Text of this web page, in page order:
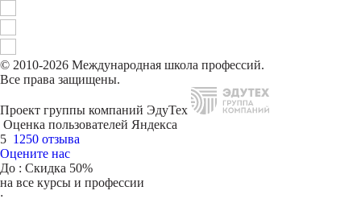
© 2010-2026 Международная школа профессий.
Все права защищены.
Проект группы компаний ЭдуТех
Оценка пользователей Яндекса
5 1250 отзыва
Оцените нас
До : Скидка 50%
на все курсы и профессии